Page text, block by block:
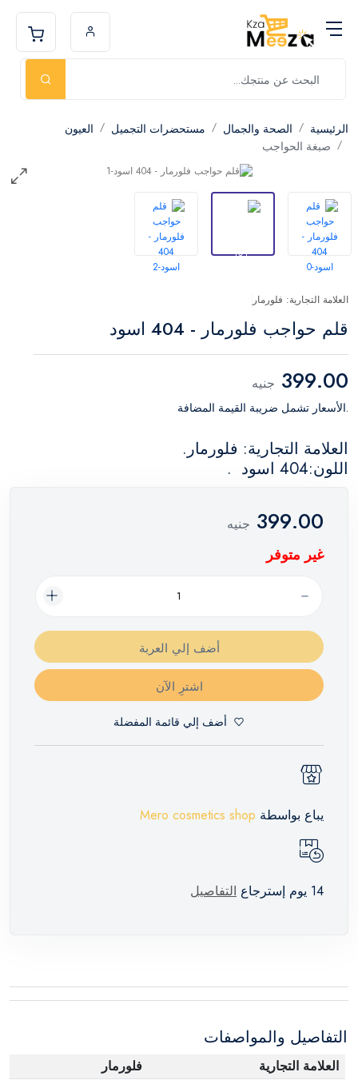
الرئيسية الصحة والجمال مستحضرات التجميل
العيون
صبغة الحواجب
العلامة التجارية: فلورمار
قلم حواجب فلورمار - 404 اسود
399.00 جنيه
.الأسعار تشمل ضريبة القيمة المضافة
العلامة التجارية: فلورمار.
اللون:404 اسود .
399.00 جنيه
غير متوفر
أضف إلي العربة
اشترِ الآن
أضف إلي قائمة المفضلة
يباع بواسطة Mero cosmetics shop
14 يوم إسترجاع التفاصيل
التفاصيل والمواصفات
العلامة التجارية
فلورمار